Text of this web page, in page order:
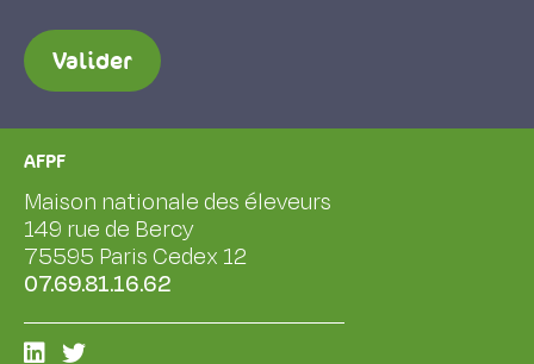
Valider
AFPF
Maison nationale des éleveurs
149 rue de Bercy
75595 Paris Cedex 12
07.69.81.16.62